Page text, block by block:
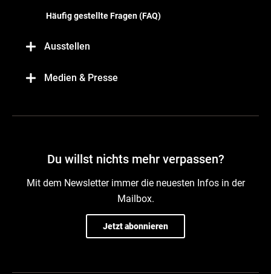
Häufig gestellte Fragen (FAQ)
Ausstellen
Medien & Presse
Du willst nichts mehr verpassen?
Mit dem Newsletter immer die neuesten Infos in der
Mailbox.
Jetzt abonnieren